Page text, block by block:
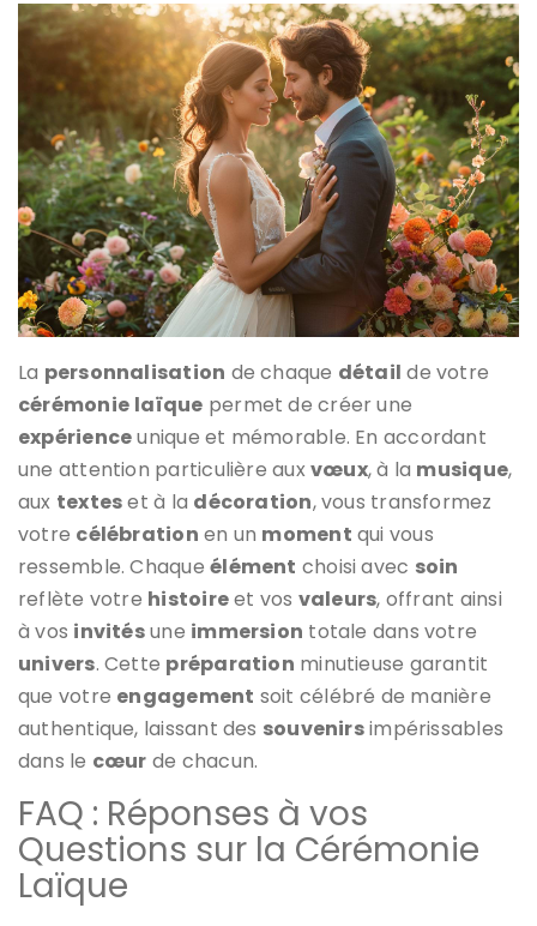
La personnalisation de chaque détail de votre
cérémonie laïque permet de créer une
expérienceunique et mémorable. En accordant
une attention particulière auxvœux, à la musique,
aux texteset à la décoration, vous transformez
votre célébration en un moment qui vous
ressemble. Chaqueélément choisi avec soin
reflète votre histoireet vos valeurs, offrant ainsi
à vos invitésune immersion totale dans votre
univers. Cette préparation minutieuse garantit
que votre engagement soit célébré de manière
authentique, laissant des souvenirsimpérissables
dans le cœur de chacun.
FAQ : Réponses à vos
Questions sur la Cérémonie
Laïque